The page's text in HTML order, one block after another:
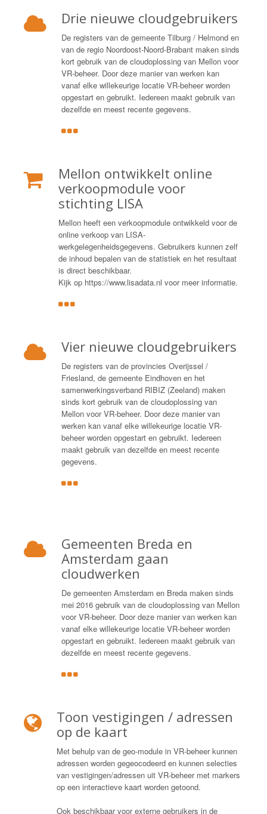
Drie nieuwe cloudgebruikers
De registers van de gemeente Tilburg / Helmond en
van de regio Noordoost-Noord-Brabant maken sinds
kort gebruik van de cloudoplossing van Mellon voor
VR-beheer. Door deze manier van werken kan
vanaf elke willekeurige locatie VR-beheer worden
opgestart en gebruikt. Iedereen maakt gebruik van
dezelfde en meest recente gegevens.
Mellon ontwikkelt online
verkoopmodule voor
stichting LISA
Mellon heeft een verkoopmodule ontwikkeld voor de
online verkoop van LISA-
werkgelegenheidsgegevens. Gebruikers kunnen zelf
de inhoud bepalen van de statistiek en het resultaat
is direct beschikbaar.
Kijk op https://www.lisadata.nl voor meer informatie.
Vier nieuwe cloudgebruikers
De registers van de provincies Overijssel /
Friesland, de gemeente Eindhoven en het
samenwerkingsverband RIBIZ (Zeeland) maken
sinds kort gebruik van de cloudoplossing van
Mellon voor VR-beheer. Door deze manier van
werken kan vanaf elke willekeurige locatie VR-
beheer worden opgestart en gebruikt. Iedereen
maakt gebruik van dezelfde en meest recente
gegevens.
Gemeenten Breda en
Amsterdam gaan
cloudwerken
De gemeenten Amsterdam en Breda maken sinds
mei 2016 gebruik van de cloudoplossing van Mellon
voor VR-beheer. Door deze manier van werken kan
vanaf elke willekeurige locatie VR-beheer worden
opgestart en gebruikt. Iedereen maakt gebruik van
dezelfde en meest recente gegevens.
Toon vestigingen / adressen
op de kaart
Met behulp van de geo-module in VR-beheer kunnen
adressen worden gegeocodeerd en kunnen selecties
van vestigingen/adressen uit VR-beheer met markers
op een interactieve kaart worden getoond.
Ook beschikbaar voor externe gebruikers in de